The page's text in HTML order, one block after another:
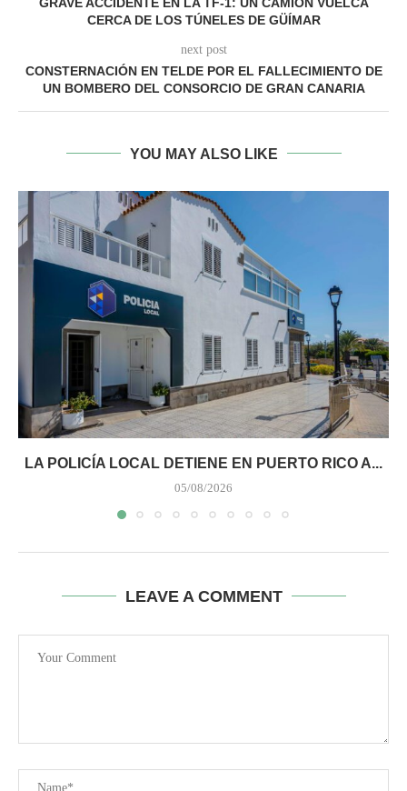
CERCA DE LOS TÚNELES DE GÜÍMAR
next post
CONSTERNACIÓN EN TELDE POR EL FALLECIMIENTO DE
UN BOMBERO DEL CONSORCIO DE GRAN CANARIA
YOU MAY ALSO LIKE
LA POLICÍA LOCAL DETIENE EN PUERTO RICO A...
05/08/2026
LEAVE A COMMENT